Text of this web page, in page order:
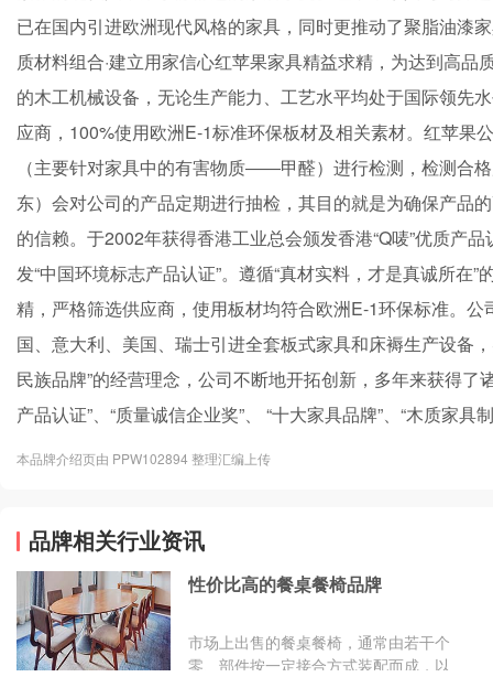
已在国内引进欧洲现代风格的家具，同时更推动了聚脂油漆
质材料组合·建立用家信心红苹果家具精益求精，为达到高
的木工机械设备，无论生产能力、工艺水平均处于国际领先
应商，100%使用欧洲E-1标准环保板材及相关素材。红苹果
（主要针对家具中的有害物质――甲醛）进行检测，检测合
东）会对公司的产品定期进行抽检，其目的就是为确保产品
的信赖。于2002年获得香港工业总会颁发香港“Q唛”优质产
发“中国环境标志产品认证”。遵循“真材实料，才是真诚所
精，严格筛选供应商，使用板材均符合欧洲E-1环保标准。
国、意大利、美国、瑞士引进全套板式家具和床褥生产设备
民族品牌”的经营理念，公司不断地开拓创新，多年来获得了
产品认证”、“质量诚信企业奖”、 “十大家具品牌”、“木质家
本品牌介绍页由 PPW102894 整理汇编上传
品牌相关行业资讯
性价比高的餐桌餐椅品牌
市场上出售的餐桌餐椅，通常由若干个
零、部件按一定接合方式装配而成，以